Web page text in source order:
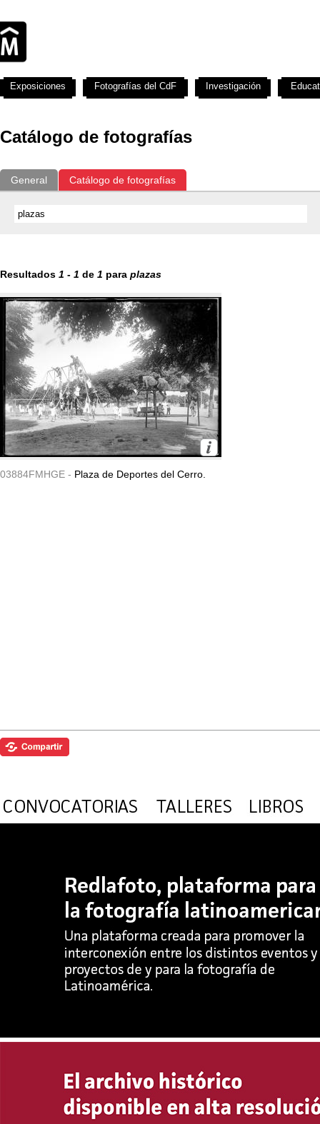
Catálogo de fotografías
General Catálogo de fotografías
Resultados 1 - 1 de 1 para plazas
03884FMHGE - Plaza de Deportes del Cerro.
Exposiciones Fotografías del CdF Investigación